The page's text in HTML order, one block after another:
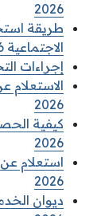
2026
طريقة
الاجتماعية 2026
إجراءات
الاستعلام
2026
كيفية
2026
استعلام
2026
ديوان